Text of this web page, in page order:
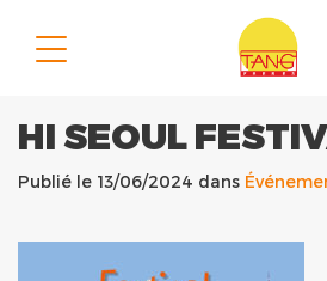
HI SEOUL
Publié le 13/06/2024 dans